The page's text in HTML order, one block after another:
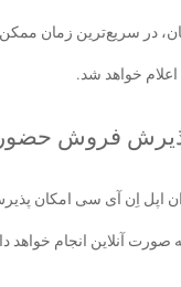
در سریع‌ترین زمان ممکن
خواهد شد.
پذیرش فروش
اپل اِن آی سی امکان
آنلاین انجام خواهد